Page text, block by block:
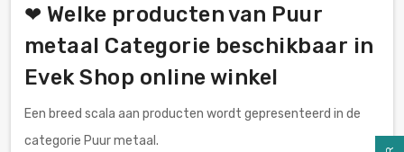
❤ Welke producten van Puur
metaal Categorie beschikbaar in
Evek Shop online winkel
Een breed scala aan producten wordt gepresenteerd in de
categorie Puur metaal.